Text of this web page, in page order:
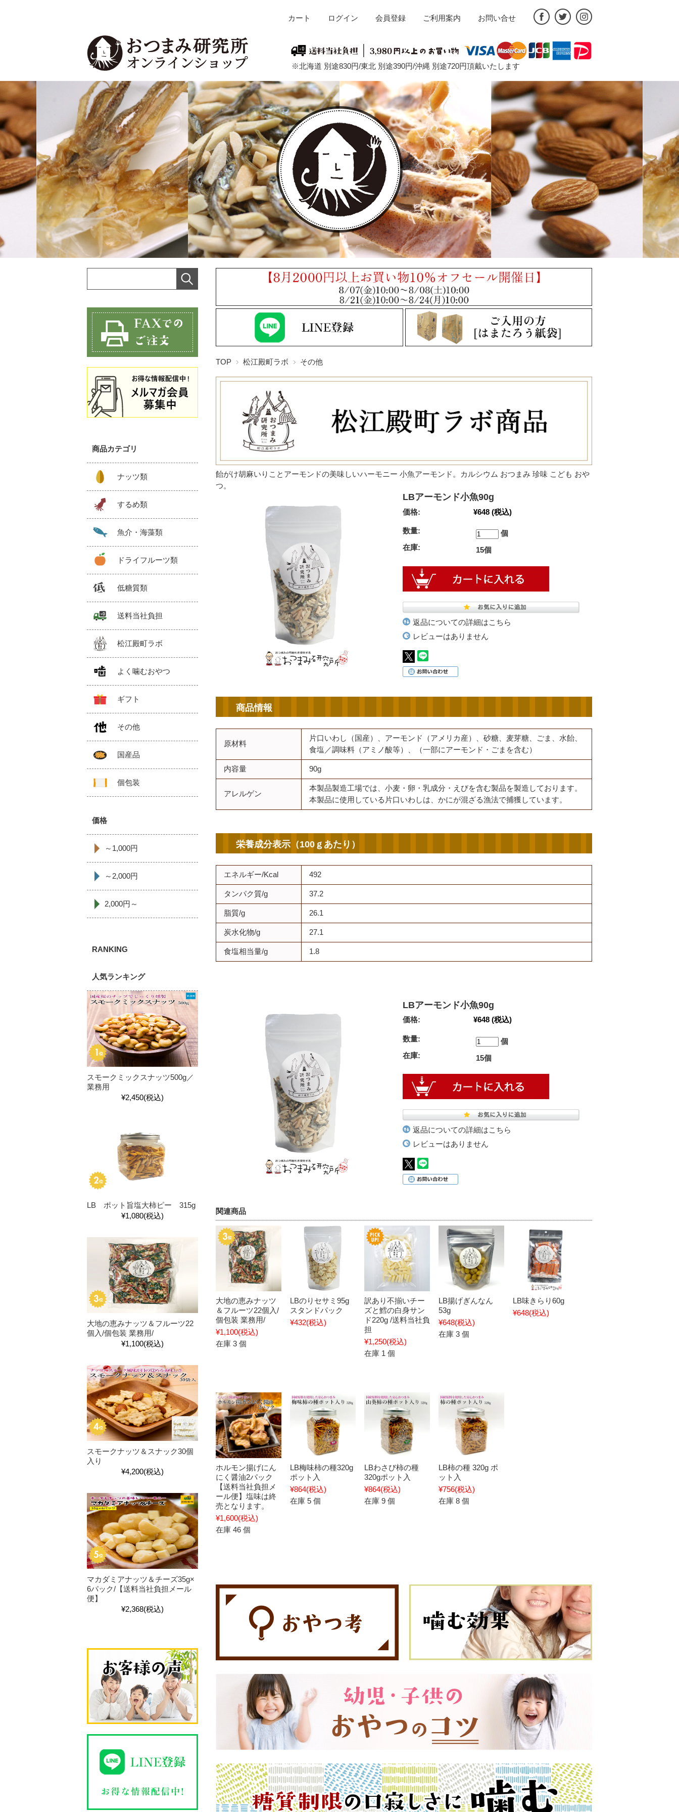
※北海道 別途830円/東北 別途390円/沖縄 別途720円頂戴いたします
カート ログイン 会員登録 ご利用案内 お問い合せ
TOP 松江殿町ラボ その他
飴がけ胡麻いりことアーモンドの美味しいハーモニー 小魚アーモンド。カルシウム おつまみ 珍味 こども おや
つ。
LBアーモンド小魚90g
価格: ¥648 (税込)
数量:
個
在庫:
15個
返品についての詳細はこちら
レビューはありません
商品情報
原材料
片口いわし（国産）、アーモンド（アメリカ産）、砂糖、麦芽糖、ごま、水飴、
食塩／調味料（アミノ酸等）、（一部にアーモンド・ごまを含む）
内容量 90g
アレルゲン
本製品製造工場では、小麦・卵・乳成分・えびを含む製品を製造しております。
本製品に使用している片口いわしは、かにが混ざる漁法で捕獲しています。
栄養成分表示（100ｇあたり）
エネルギー/Kcal 492
タンパク質/g 37.2
脂質/g 26.1
炭水化物/g 27.1
食塩相当量/g 1.8
LBアーモンド小魚90g
価格: ¥648 (税込)
数量:
個
在庫:
15個
返品についての詳細はこちら
レビューはありません
関連商品
大地の恵みナッツ
＆フルーツ22個入/
個包装 業務用/
¥1,100(税込)
在庫 3 個
LBのりセサミ95g
スタンドパック
¥432(税込)
訳あり不揃いチー
ズと鱈の白身サン
ド220g /送料当社負
担
¥1,250(税込)
在庫 1 個
LB揚げぎんなん
53g
¥648(税込)
在庫 3 個
LB味きらり60g
¥648(税込)
ホルモン揚げにん
にく醤油2パック
【送料当社負担メ
ール便】塩味は終
売となります。
¥1,600(税込)
在庫 46 個
LB梅味柿の種320g
ポット入
¥864(税込)
在庫 5 個
LBわさび柿の種
320gポット入
¥864(税込)
在庫 9 個
LB柿の種 320g ポ
ット入
¥756(税込)
在庫 8 個
商品カテゴリ
ナッツ類
するめ類
魚介・海藻類
ドライフルーツ類
低糖質類
送料当社負担
松江殿町ラボ
よく噛むおやつ
ギフト
その他
国産品
個包装
価格
～1,000円
～2,000円
2,000円～
人気ランキング
スモークミックスナッツ500g／
業務用
¥2,450(税込)
LB ポット旨塩大柿ピー 315g
¥1,080(税込)
大地の恵みナッツ＆フルーツ22
個入/個包装 業務用/
¥1,100(税込)
スモークナッツ＆スナック30個
入り
¥4,200(税込)
マカダミアナッツ＆チーズ35g×
6パック/【送料当社負担メール
便】
¥2,368(税込)